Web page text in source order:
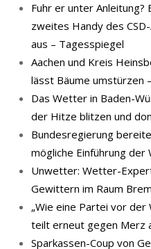
Fuhr er unter
zweites Handy des
aus – Tagesspiegel
Aachen und Kreis
lässt Bäume umstürzen
Das Wetter in Baden-
der Hitze blitzen und
Bundesregierung
mögliche Einführung der
Unwetter: Wetter-
Gewittern im Raum
„Wie eine Partei vor der
teilt erneut gegen Merz
Sparkassen-Coup von